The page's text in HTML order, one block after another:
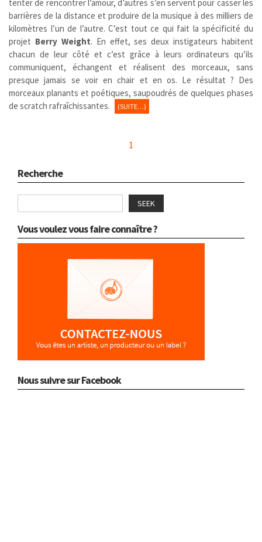
tenter de rencontrer l’amour, d’autres s’en servent pour casser les
barrières de la distance et produire de la musique à des milliers de
kilomètres l’un de l’autre. C’est tout ce qui fait la spécificité du
projet Berry Weight. En effet, ses deux instigateurs habitent
chacun de leur côté et c’est grâce à leurs ordinateurs qu’ils
communiquent, échangent et réalisent des morceaux, sans
presque jamais se voir en chair et en os. Le résultat ? Des
morceaux planants et poétiques, saupoudrés de quelques phases
de scratch rafraîchissantes.
(SUITE…)
1
Recherche
SEEK
Vous voulez vous faire connaître ?
Nous suivre sur Facebook